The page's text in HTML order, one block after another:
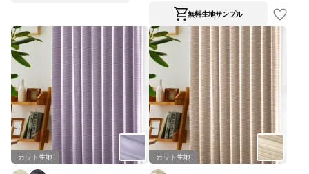
無料生地サンプル
カット生地 カット生地